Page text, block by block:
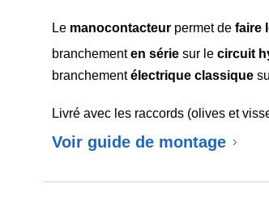
Le manocontacteur permet de faire
branchementen série sur lecircuit
branchementélectrique classique
Livré avec les raccords (olives et
Voir guide de montage